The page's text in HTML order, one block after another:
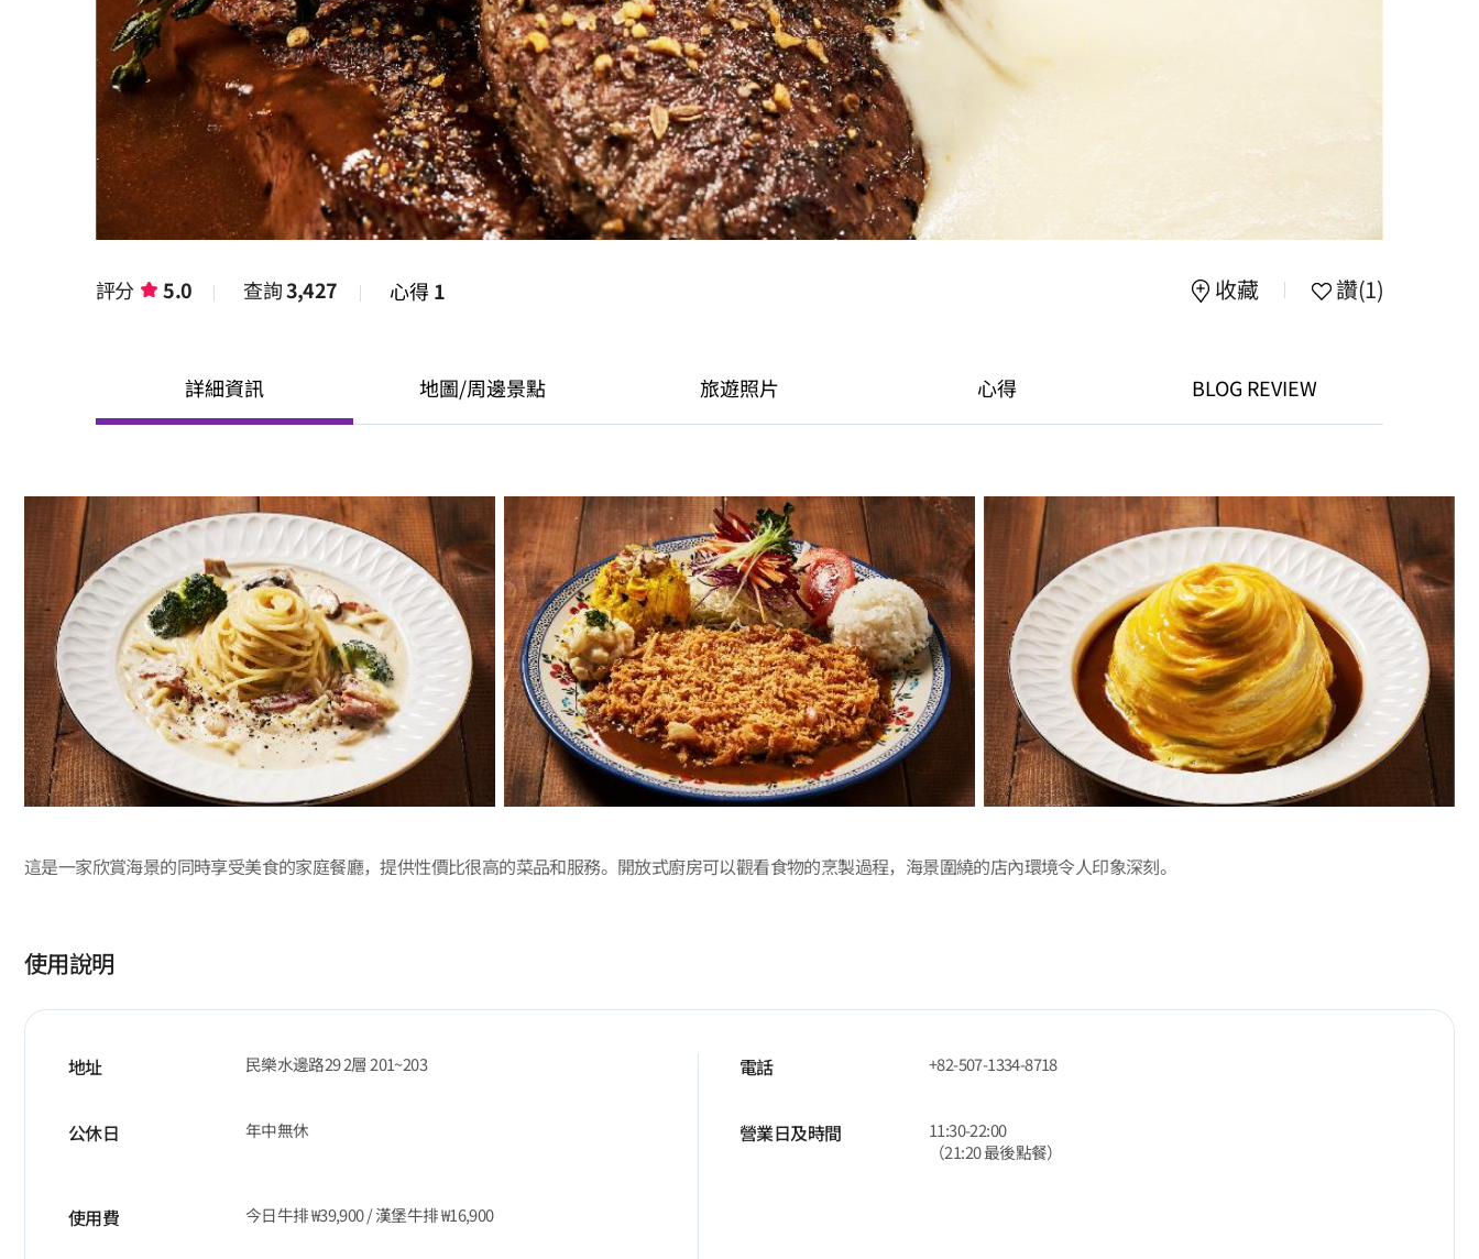
評分 5.0 查詢3,427 心得1 收藏 讚(1)
詳細資訊 地圖/周邊景點 旅遊照片 心得 BLOG REVIEW
這是一家欣賞海景的同時享受美食的家庭餐廳，提供性價比很高的菜品和服務。開放式廚房可以觀看食物的烹製過程，海景圍繞的店內環境令人印象深刻。
使用說明
地址 民樂水邊路29 2層 201~203 電話 +82-507-1334-8718
公休日 年中無休 營業日及時間
11:30-22:00
（21:20 最後點餐）
使用費 今日牛排 ₩39,900 / 漢堡牛排 ₩16,900